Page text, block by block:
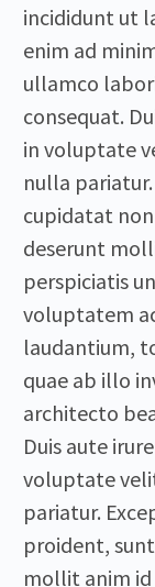
incididunt ut
enim ad
ullamco
consequat.
in voluptate
nulla
cupidatat
deserunt
perspiciatis
voluptatem
laudantium,
quae ab illo
architecto
Duis aute
voluptate
pariatur.
proident,
mollit anim